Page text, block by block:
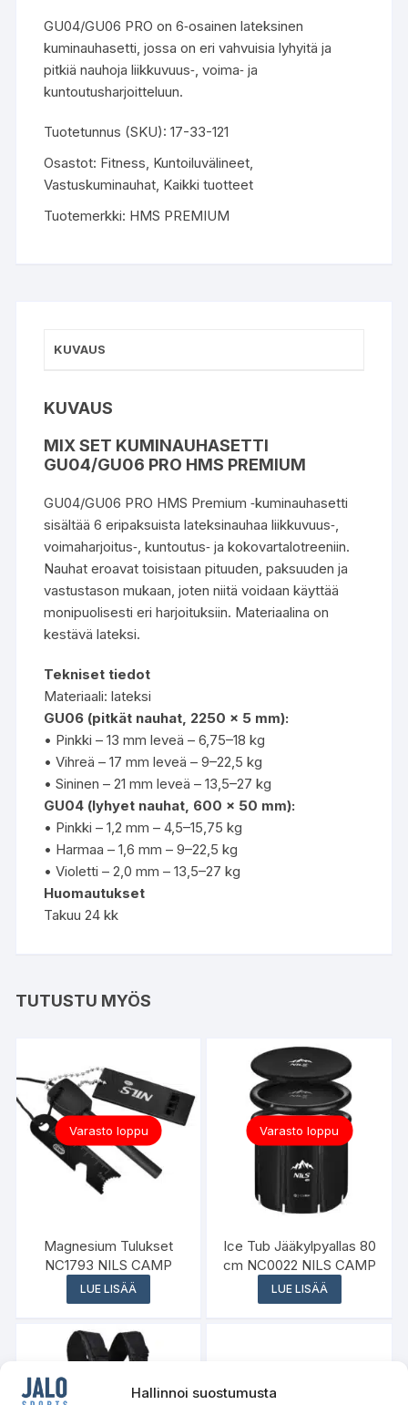
Hallinnoi suostumusta
GU04/GU06 PRO on 6‑osainen lateksinen
kuminauhasetti, jossa on eri vahvuisia lyhyitä ja
pitkiä nauhoja liikkuvuus‑, voima‑ ja
kuntoutusharjoitteluun.
Tuotetunnus (SKU):17-33-121
Osastot: Fitness, Kuntoiluvälineet,
Vastuskuminauhat, Kaikki tuotteet
Tuotemerkki: HMS PREMIUM
KUVAUS
KUVAUS
MIX SET KUMINAUHASETTI
GU04/GU06 PRO HMS PREMIUM
GU04/GU06 PRO HMS Premium ‑kuminauhasetti
sisältää 6 eripaksuista lateksinauhaa liikkuvuus‑,
voimaharjoitus‑, kuntoutus‑ ja kokovartalotreeniin.
Nauhat eroavat toisistaan pituuden, paksuuden ja
vastustason mukaan, joten niitä voidaan käyttää
monipuolisesti eri harjoituksiin. Materiaalina on
kestävä lateksi.
Tekniset tiedot
Materiaali: lateksi
GU06 (pitkät nauhat, 2250 × 5 mm):
• Pinkki – 13 mm leveä – 6,75–18 kg
• Vihreä – 17 mm leveä – 9–22,5 kg
• Sininen – 21 mm leveä – 13,5–27 kg
GU04 (lyhyet nauhat, 600 × 50 mm):
• Pinkki – 1,2 mm – 4,5–15,75 kg
• Harmaa – 1,6 mm – 9–22,5 kg
• Violetti – 2,0 mm – 13,5–27 kg
Huomautukset
Takuu 24 kk
TUTUSTU MYÖS
Varasto loppu
Magnesium Tulukset
NC1793 NILS CAMP
LUE LISÄÄ
Varasto loppu
Ice Tub Jääkylpyallas 80
cm NC0022 NILS CAMP
LUE LISÄÄ